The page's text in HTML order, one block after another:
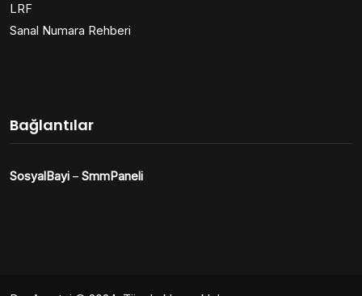
LRF
Sanal Numara Rehberi
Bağlantılar
SosyalBayi – SmmPaneli